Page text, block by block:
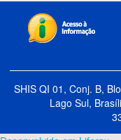
SHIS QI 01, Conj. B,
Lago Sul,